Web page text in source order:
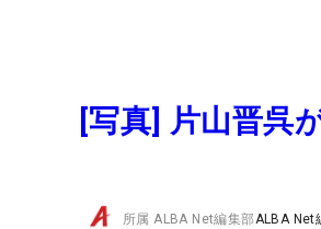
[写真] 片山晋呉
所属ALBA Net編集部ALBA Net